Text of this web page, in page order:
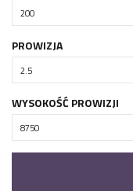
PROWIZJA
WYSOKOŚĆ PROWIZJI